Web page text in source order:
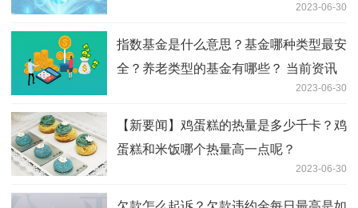
2023-06-30
指数基金是什么意思？基金哪种类型最安
全？养老类型的基金有哪些？ 当前资讯
2023-06-30
【新要闻】鸡蛋糕的热量是多少千卡？鸡
蛋糕和米饭哪个热量高一点呢？
2023-06-30